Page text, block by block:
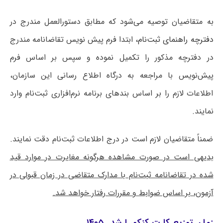
به متقاضیان توصیه می‌شود که مطابق دستورالعمل مندرج در
دفترچه راهنمای ثبت‌نام، ابتدا فرم پیش نویس تقاضانامه مندرج
در دفترچه مذکور را تکمیل نموده و سپس بر اساس فرم
پیش‌نویس با مراجعه به درگاه اطلاع رسانی این سازمان،
اطلاعات لازم را بر اساس بندهای برنامه نرم‌افزاری ثبت‌نام وارد
نمایند.
ضمناً متقاضیان لازم است در درج اطلاعات ثبت‌نام دقت نمایند.
بدیهی است در صورت مشاهده هرگونه مغایرت در موارد قید
شده در تقاضانامه ثبت‌نام با مدارک متقاضی در زمان قبولی در
آزمون، بر اساس ضوابط و مقررات رفتار خواهد شد.